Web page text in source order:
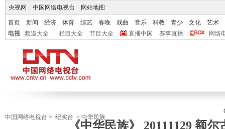
央视网 中国网络电视台 网站地图
首页 新闻 经济 体育 综艺 春晚 戏曲 音乐 科教 青少 文化
艺术
电视
频道大全 栏目大全 节目大全 直播中国 赛事直播 网络
中国网络电视台 > 纪实台 > 中华民族
《中华民族》 20111129 额